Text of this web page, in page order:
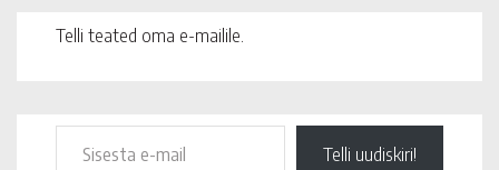
Telli teated oma e-mailile.
Telli uudiskiri!